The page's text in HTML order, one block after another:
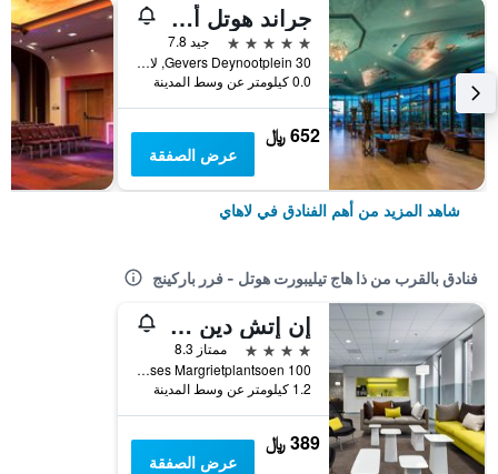
جراند هوتل أمراث كورهاوز ذا هاجيو شيفينينجين
5 نجوم
جيد 7.8
Gevers Deynootplein 30, لاهاي, مقاطعة جنوب هولندا, هولندا
0.0 كيلومتر عن وسط المدينة
652 ﷼
عرض الصفقة
شاهد المزيد من أهم الفنادق في لاهاي
فنادق بالقرب من ذا هاج تيليبورت هوتل - فرر باركينج
إن إتش دين هاخ
4 نجوم
ممتاز 8.3
Prinses Margrietplantsoen 100, لاهاي, مقاطعة جنوب هولندا, هولندا
1.2 كيلومتر عن وسط المدينة
389 ﷼
عرض الصفقة